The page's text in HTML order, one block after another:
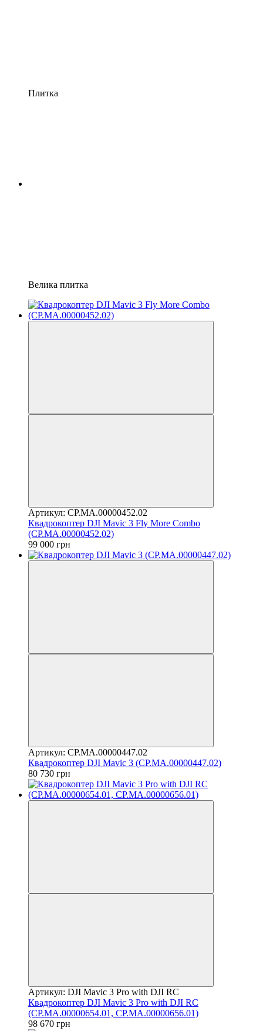
Плитка
Велика плитка
Артикул: CP.MA.00000452.02
Квадрокоптер DJI Mavic 3 Fly More Combo
(CP.MA.00000452.02)
99 000 грн
Артикул: CP.MA.00000447.02
Квадрокоптер DJI Mavic 3 (CP.MA.00000447.02)
80 730 грн
Артикул: DJI Mavic 3 Pro with DJI RC
Квадрокоптер DJI Mavic 3 Pro with DJI RC
(CP.MA.00000654.01, CP.MA.00000656.01)
98 670 грн